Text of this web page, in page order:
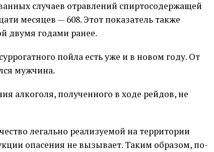
случаев отравлений спиртосодержащей
месяцев — 608. Этот показатель также
двумя годами ранее.
пойла есть уже и в новом году. От
мужчина.
алкоголя, полученного в ходе рейдов, не
легально реализуемой на территории
опасения не вызывает. Таким образом, по-